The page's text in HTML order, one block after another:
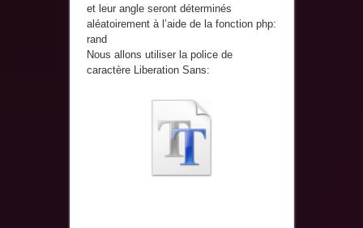
et leur angle seront déterminés
aléatoirement à l’aide de la fonction php:
rand
Nous allons utiliser la police de
caractère Liberation Sans: